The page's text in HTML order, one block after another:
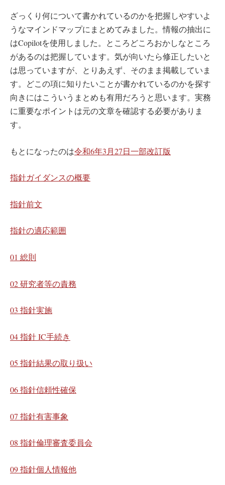
ざっくり何について書かれているのかを把握しやすいよ
うなマインドマップにまとめてみました。情報の抽出に
はCopilotを使用しました。ところどころおかしなところ
があるのは把握しています。気が向いたら修正したいと
は思っていますが、とりあえず、そのまま掲載していま
す。どこの項に知りたいことが書かれているのかを探す
向きにはこういうまとめも有用だろうと思います。実務
に重要なポイントは元の文章を確認する必要がありま
す。
もとになったのは令和6年3月27日一部改訂版
指針ガイダンスの概要
指針前文
指針の適応範囲
01 総則
02 研究者等の責務
03 指針実施
04 指針 IC手続き
05 指針結果の取り扱い
06 指針信頼性確保
07 指針有害事象
08 指針倫理審査委員会
09 指針個人情報他